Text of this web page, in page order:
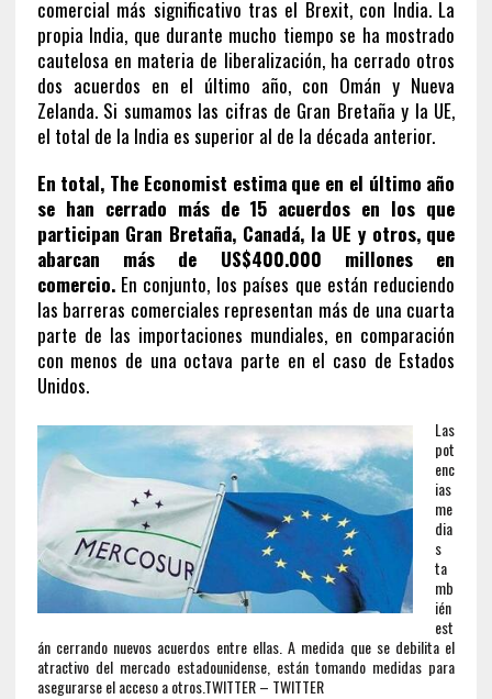
comercial más significativo tras el Brexit, con India. La
propia India, que durante mucho tiempo se ha mostrado
cautelosa en materia de liberalización, ha cerrado otros
dos acuerdos en el último año, con Omán y Nueva
Zelanda. Si sumamos las cifras de Gran Bretaña y la UE,
el total de la India es superior al de la década anterior.
En total, The Economist estima que en el último año
se han cerrado más de 15 acuerdos en los que
participan Gran Bretaña, Canadá, la UE y otros, que
abarcan más de US$400.000 millones en
comercio.En conjunto, los países que están reduciendo
las barreras comerciales representan más de una cuarta
parte de las importaciones mundiales, en comparación
con menos de una octava parte en el caso de Estados
Unidos.
Las
pot
enc
ias
me
dia
s
ta
mb
ién
est
án cerrando nuevos acuerdos entre ellas. A medida que se debilita el
atractivo del mercado estadounidense, están tomando medidas para
asegurarse el acceso a otros.TWITTER – TWITTER